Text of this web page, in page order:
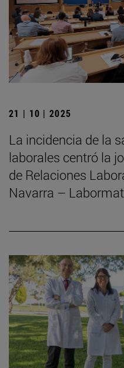
21 | 10 | 2025
La incidencia de la
laborales centró la
de Relaciones
Navarra –